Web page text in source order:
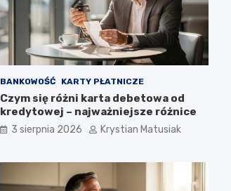
BANKOWOŚĆ KARTY PŁATNICZE
Czym się różni karta debetowa od
kredytowej – najważniejsze różnice
3 sierpnia 2026 Krystian Matusiak